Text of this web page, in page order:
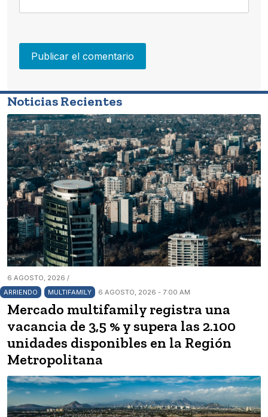
Noticias Recientes
6 AGOSTO, 2026 /
ARRIENDO
MULTIFAMILY 6 AGOSTO, 2026 - 7:00 AM
Mercado multifamily registra una
vacancia de 3,5 % y supera las 2.100
unidades disponibles en la Región
Metropolitana